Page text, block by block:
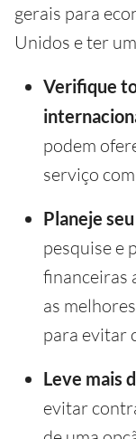
gerais para
Unidos e ter
Verifique
podem
serviço
Planeje
pesquise e
financeiras
as
para evitar
Leve mais
evitar